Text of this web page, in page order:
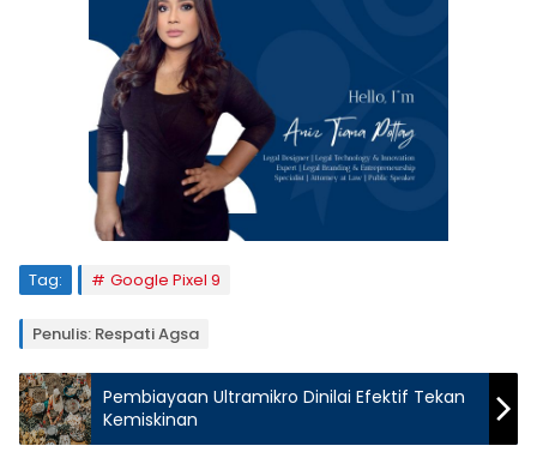
Tag: Google Pixel 9
Penulis: Respati Agsa
Pembiayaan Ultramikro Dinilai Efektif Tekan
Kemiskinan